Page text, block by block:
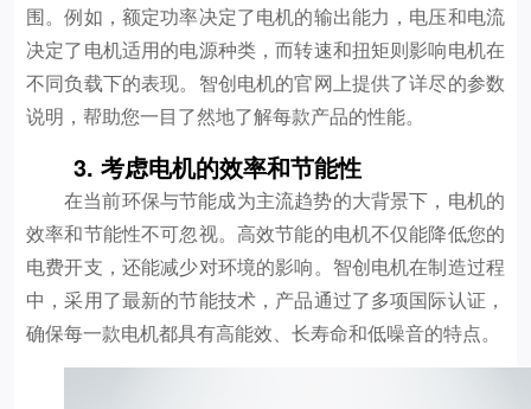
围。例如，额定功率决定了电机的输出能力，电压和电流
决定了电机适用的电源种类，而转速和扭矩则影响电机在
不同负载下的表现。智创电机的官网上提供了详尽的参数
说明，帮助您一目了然地了解每款产品的性能。
3. 考虑电机的效率和节能性
在当前环保与节能成为主流趋势的大背景下，电机的
效率和节能性不可忽视。高效节能的电机不仅能降低您的
电费开支，还能减少对环境的影响。智创电机在制造过程
中，采用了最新的节能技术，产品通过了多项国际认证，
确保每一款电机都具有高能效、长寿命和低噪音的特点。